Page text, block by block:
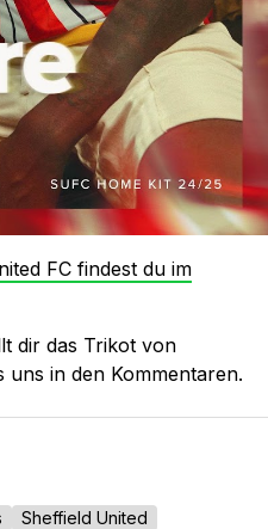
FC findest du im
dir das Trikot von
uns in den Kommentaren.
Sheffield United